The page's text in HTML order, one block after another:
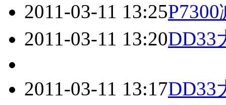
2011-03-11 13:25P7300
2011-03-11 13:20DD33
2011-03-11 13:17DD33